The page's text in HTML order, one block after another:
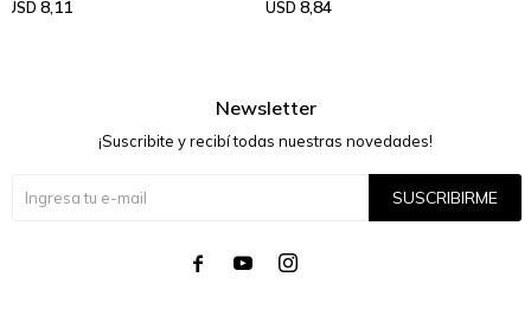
USD 8,11 USD 8,84
Newsletter
¡Suscribite y recibí todas nuestras novedades!
SUSCRIBIRME
  